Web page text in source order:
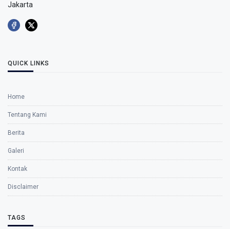
Jakarta
QUICK LINKS
Home
Tentang Kami
Berita
Galeri
Kontak
Disclaimer
TAGS